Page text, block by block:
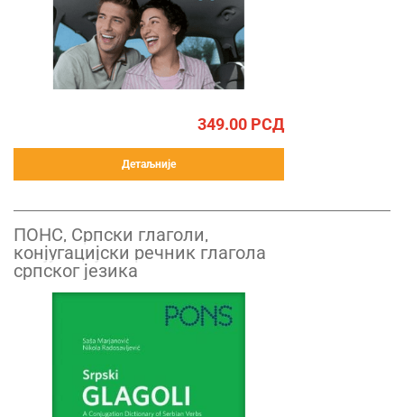
349.00 РСД
Детаљније
ПОНС, Српски глаголи,
конјугацијски речник глагола
српског језика